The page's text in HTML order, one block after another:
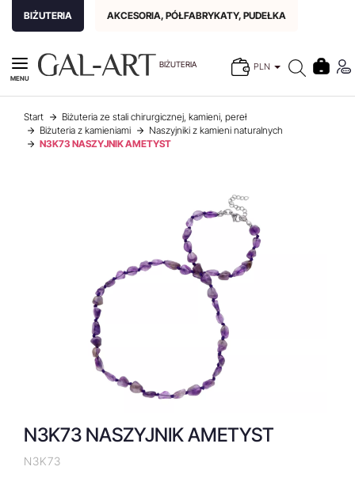
BIŻUTERIA AKCESORIA, PÓŁFABRYKATY, PUDEŁKA
BIŻUTERIA PLN
MENU
Start
Biżuteria ze stali chirurgicznej, kamieni, pereł
Biżuteria z kamieniami
Naszyjniki z kamieni naturalnych
N3K73 NASZYJNIK AMETYST
N3K73 NASZYJNIK AMETYST
N3K73